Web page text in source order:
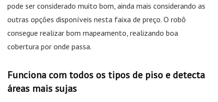
pode ser considerado muito bom, ainda mais considerando as
outras opções disponíveis nesta faixa de preço. O robô
consegue realizar bom mapeamento, realizando boa
cobertura por onde passa.
Funciona com todos os tipos de piso e detecta
áreas mais sujas